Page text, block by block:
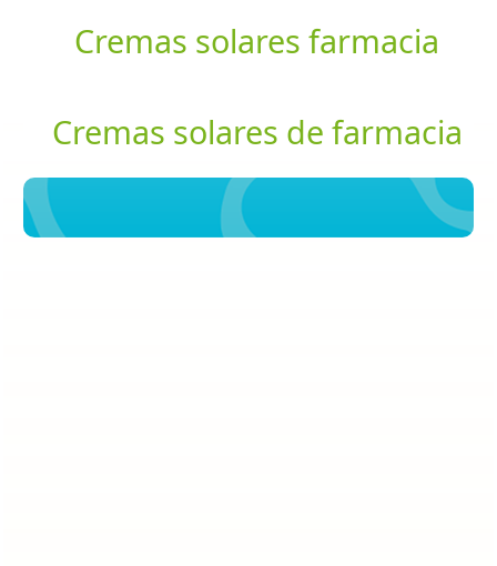
Cremas solares farmacia
Cremas solares de farmacia